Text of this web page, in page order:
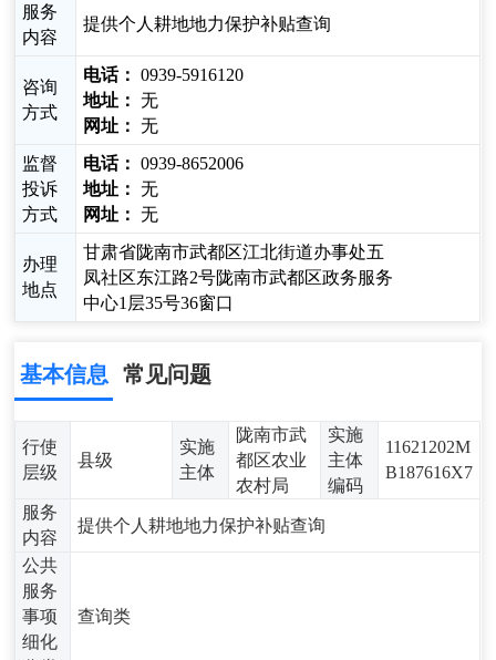
服务
内容
提供个人耕地地力保护补贴查询
咨询
方式
电话： 0939-5916120
地址： 无
网址： 无
监督
投诉
方式
电话： 0939-8652006
地址： 无
网址： 无
办理
地点
甘肃省陇南市武都区江北街道办事处五
凤社区东江路2号陇南市武都区政务服务
中心1层35号36窗口
基本信息 常见问题
行使
层级
县级
实施
主体
陇南市武
都区农业
农村局
实施
主体
编码
11621202M
B187616X7
服务
内容
提供个人耕地地力保护补贴查询
公共
服务
事项
细化
查询类